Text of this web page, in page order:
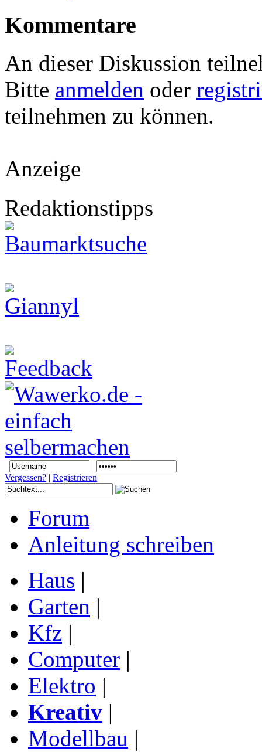
Kommentare
An dieser Diskussion
Bitte anmelden oder
teilnehmen zu können.
Anzeige
Redaktionstipps
Vergessen? | Registrieren
Forum
Anleitung schreiben
Haus |
Garten |
Kfz |
Computer |
Elektro |
Kreativ |
Modellbau |